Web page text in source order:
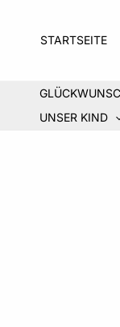
springen
STARTSEITE
UNSER KIND